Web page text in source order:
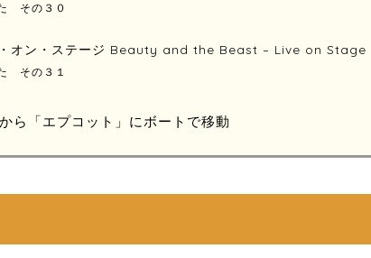
その３０
・オン・ステージ Beauty and the Beast – Live on Stage
その３１
ら「エプコット」にボートで移動